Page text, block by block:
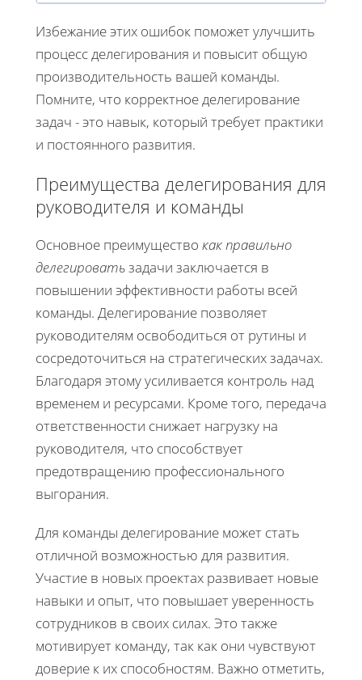
Избежание этих ошибок поможет улучшить
процесс делегирования и повысит общую
производительность вашей команды.
Помните, что корректное делегирование
задач - это навык, который требует практики
и постоянного развития.
Преимущества делегирования для
руководителя и команды
Основное преимущество как правильно
делегироватьзадачи заключается в
повышении эффективности работы всей
команды. Делегирование позволяет
руководителям освободиться от рутины и
сосредоточиться на стратегических задачах.
Благодаря этому усиливается контроль над
временем и ресурсами. Кроме того, передача
ответственности снижает нагрузку на
руководителя, что способствует
предотвращению профессионального
выгорания.
Для команды делегирование может стать
отличной возможностью для развития.
Участие в новых проектах развивает новые
навыки и опыт, что повышает уверенность
сотрудников в своих силах. Это также
мотивирует команду, так как они чувствуют
доверие к их способностям. Важно отметить,